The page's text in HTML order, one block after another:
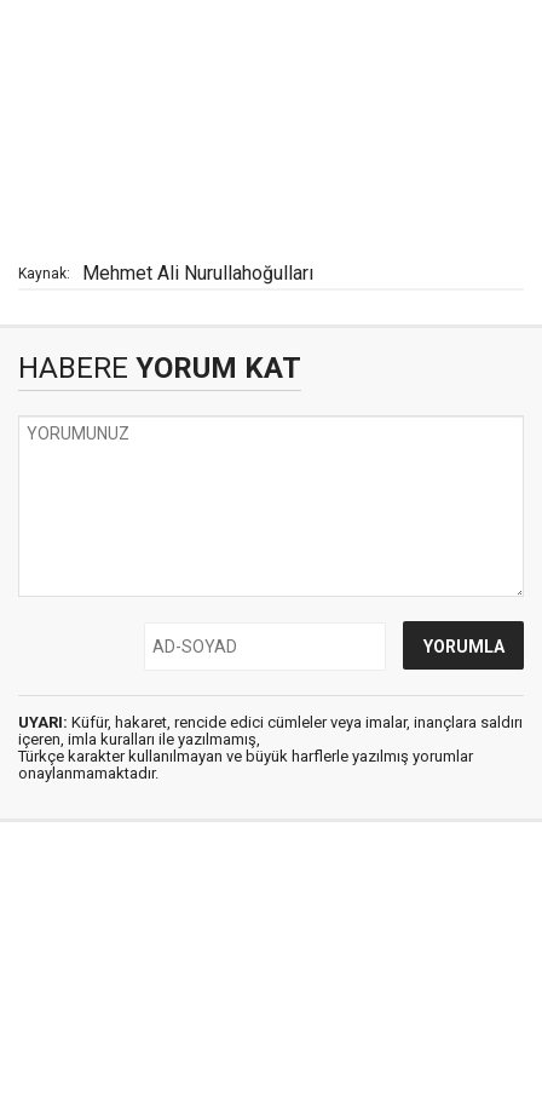
Kaynak: Mehmet Ali Nurullahoğulları
HABERE YORUM KAT
UYARI: Küfür, hakaret, rencide edici cümleler veya imalar, inançlara saldırı
içeren, imla kuralları ile yazılmamış,
Türkçe karakter kullanılmayan ve büyük harflerle yazılmış yorumlar
onaylanmamaktadır.